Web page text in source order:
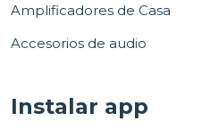
Amplificadores de Casa
Accesorios de audio
Instalar app